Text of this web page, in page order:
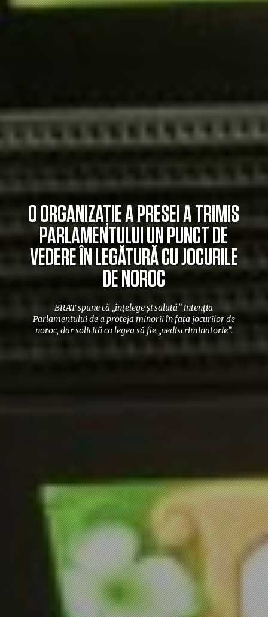
O ORGANIZAȚIE A PRESEI A TRIMIS
PARLAMENTULUI UN PUNCT DE
VEDERE ÎN LEGĂTURĂ CU JOCURILE
DE NOROC
BRAT spune că „înțelege și salută” intenția
Parlamentului de a proteja minorii în fața jocurilor de
noroc, dar solicită ca legea să fie „nediscriminatorie”.